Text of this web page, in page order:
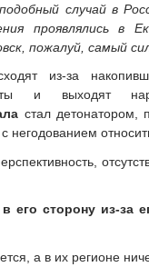
случай в
проявлялись в
пожалуй, самый
из-за
и выходят
стал детонатором,
сторону из-за
а в их регионе